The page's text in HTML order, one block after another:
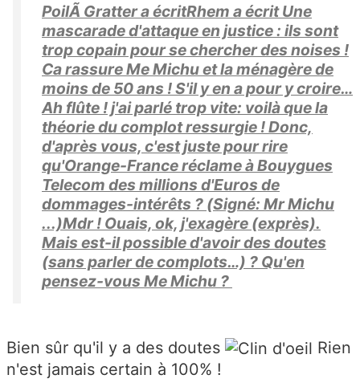
PoilÃ Gratter a écritRhem a écrit Une
mascarade d'attaque en justice : ils sont
trop copain pour se chercher des noises !
Ca rassure Me Michu et la ménagère de
moins de 50 ans ! S'il y en a pour y croire…
Ah flûte ! j'ai parlé trop vite: voilà que la
théorie du complot ressurgie ! Donc,
d'après vous, c'est juste pour rire
qu'Orange-France réclame à Bouygues
Telecom des millions d'Euros de
dommages-intérêts ? (Signé: Mr Michu
...)Mdr ! Ouais, ok, j'exagère (exprès).
Mais est-il possible d'avoir des doutes
(sans parler de complots…) ? Qu'en
pensez-vous Me Michu ?
Bien sûr qu'il y a des doutes
Rien
n'est jamais certain à 100% !